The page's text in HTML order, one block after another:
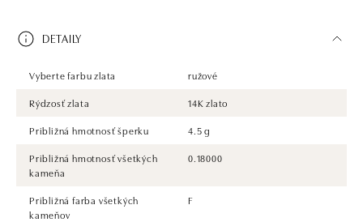
DETAILY
Vyberte farbu zlata
ružové
Rýdzosť zlata
14K zlato
Približná hmotnosť šperku
4.5 g
Približná hmotnosť všetkých
kameňa
0.18000
Približná farba všetkých
kameňov
F